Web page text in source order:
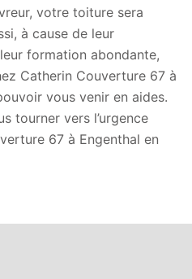
votre toiture sera
à cause de leur
formation abondante,
Catherin Couverture 67 à
vous venir en aides.
tourner vers l’urgence
67 à Engenthal en